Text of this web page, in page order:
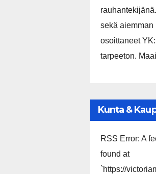
sekä aiemman
osoittaneet
tarpeeton.
Kunta &
RSS Error: A
found at
`https://